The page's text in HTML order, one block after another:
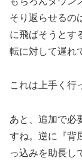
そり返らせるの
に飛ばそうとす
転に対して遅れ
これは上手く行
あと、追加で必
すね。逆に『背
っ込みを助長し